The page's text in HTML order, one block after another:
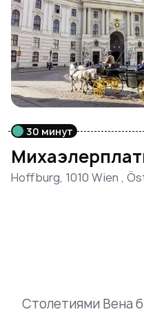
30 минут
Hoffburg, 1010 Wien ,
Столетиями Вена